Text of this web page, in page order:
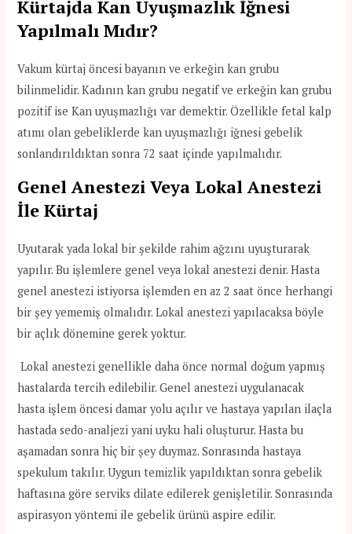
Kürtajda Kan Uyuşmazlık İğnesi
Yapılmalı Mıdır?
Vakum kürtaj öncesi bayanın ve erkeğin kan grubu
bilinmelidir. Kadının kan grubu negatif ve erkeğin kan grubu
pozitif ise Kan uyuşmazlığı var demektir. Özellikle fetal kalp
atımı olan gebeliklerde kan uyuşmazlığı iğnesi gebelik
sonlandırıldıktan sonra 72 saat içinde yapılmalıdır.
Genel Anestezi Veya Lokal Anestezi
İle Kürtaj
Uyutarak yada lokal bir şekilde rahim ağzını uyuşturarak
yapılır. Bu işlemlere genel veya lokal anestezi denir. Hasta
genel anestezi istiyorsa işlemden en az 2 saat önce herhangi
bir şey yememiş olmalıdır. Lokal anestezi yapılacaksa böyle
bir açlık dönemine gerek yoktur.
Lokal anestezi genellikle daha önce normal doğum yapmış
hastalarda tercih edilebilir. Genel anestezi uygulanacak
hasta işlem öncesi damar yolu açılır ve hastaya yapılan ilaçla
hastada sedo-analjezi yani uyku hali oluşturur. Hasta bu
aşamadan sonra hiç bir şey duymaz. Sonrasında hastaya
spekulum takılır. Uygun temizlik yapıldıktan sonra gebelik
haftasına göre serviks dilate edilerek genişletilir. Sonrasında
aspirasyon yöntemi ile gebelik ürünü aspire edilir.